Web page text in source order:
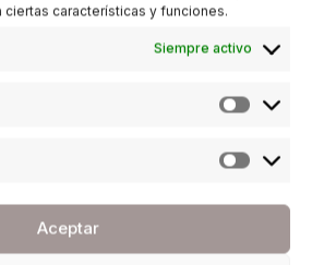
características y funciones.
Siempre activo
Aceptar